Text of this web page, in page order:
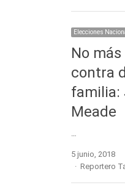
Elecciones
No
contra
familia:
Meade
5 junio, 2018
Author
Reportero